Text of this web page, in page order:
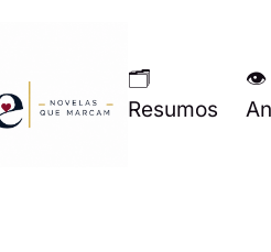
🗂
Resumos
👁